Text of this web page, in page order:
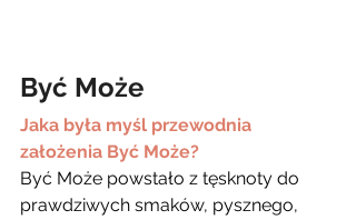
Być Może
Jaka była myśl przewodnia
założenia Być Może?
Być Może powstało z tęsknoty do
prawdziwych smaków, pysznego,